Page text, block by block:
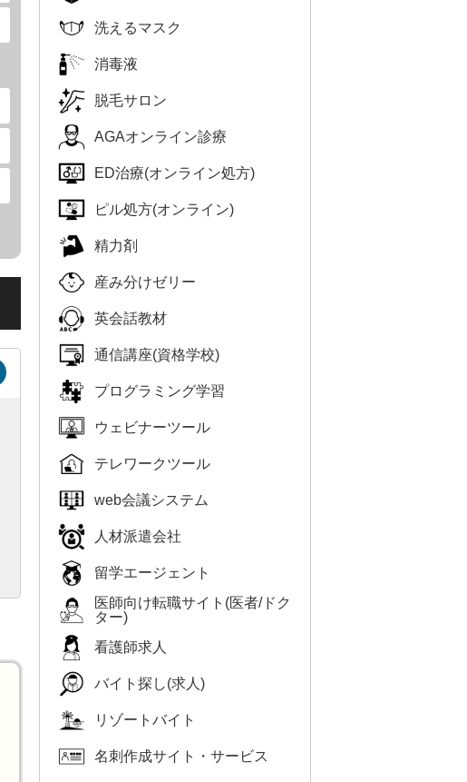
洗えるマスク
消毒液
脱毛サロン
AGAオンライン診療
ED治療(オンライン処方)
ピル処方(オンライン)
精力剤
産み分けゼリー
英会話教材
通信講座(資格学校)
プログラミング学習
ウェビナーツール
テレワークツール
web会議システム
人材派遣会社
留学エージェント
医師向け転職サイト(医者/ドク
ター)
看護師求人
バイト探し(求人)
リゾートバイト
名刺作成サイト・サービス